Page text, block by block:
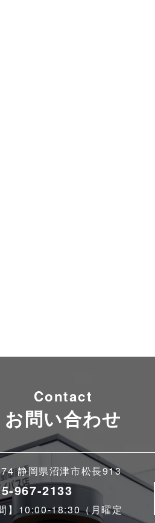
Contact
お問い合わせ
静岡県沼津市松長913
967-2133
】10:00-18:30（月曜定